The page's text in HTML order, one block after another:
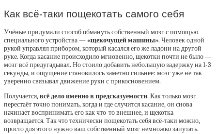
Как всё-таки пощекотать самого себя
Учёные придумали способ обмануть собственный мозг с помощью
специального устройства —«щекочущей машины». Человек одной
рукой управлял прибором, который касался его же ладони на другой
руке. Когда касание происходило мгновенно, щекотки почти не было —
мозг всё предугадывал. Но стоило добавить небольшую задержку на 1-3
секунды, и ощущение становилось заметно сильнее: мозг уже не так
уверенно связывал движение руки с прикосновением.
Получается,всё дело именно в предсказуемости. Как только мозг
перестаёт точно понимать, когда и где случится касание, он снова
начинает воспринимать его как что-то внешнее, и щекотка
возвращается. Так что технически пощекотать себя всё-таки можно,
просто для этого нужно ваш собственный мозг немножко запутать.